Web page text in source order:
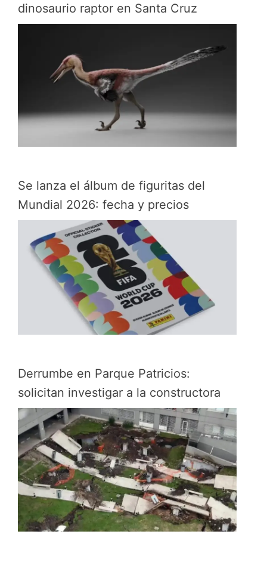
dinosaurio raptor en Santa Cruz
Se lanza el álbum de figuritas del
Mundial 2026: fecha y precios
Derrumbe en Parque Patricios:
solicitan investigar a la constructora